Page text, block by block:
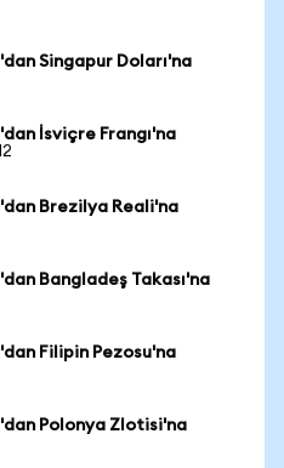
Singapur Doları'na
İsviçre Frangı'na
Brezilya Reali'na
Bangladeş Takası'na
Filipin Pezosu'na
Polonya Zlotisi'na